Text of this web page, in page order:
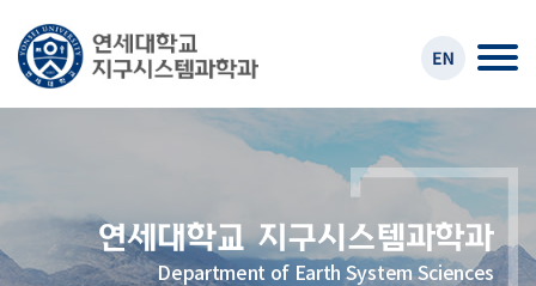
Department of Earth System Sciences